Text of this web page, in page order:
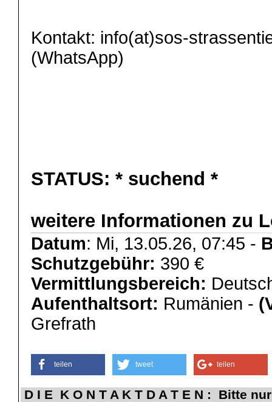
Kontakt: info(at)sos-
(WhatsApp)
STATUS: * suchend *
weitere Informationen zu
Datum: Mi, 13.05.26, 07:45 -
Schutzgebühr: 390 €
Vermittlungsbereich:
Aufenthaltsort: Rumänien -
Grefrath
teilen tweet teilen
D I E K O N T A K T D A T E N : Bitte